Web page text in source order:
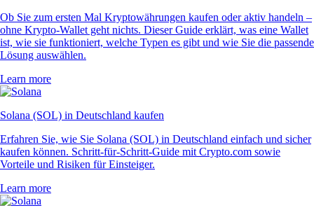
Ob Sie zum ersten Mal Kryptowährungen kaufen oder aktiv handeln –
ohne Krypto-Wallet geht nichts. Dieser Guide erklärt, was eine Wallet
ist, wie sie funktioniert, welche Typen es gibt und wie Sie die passende
Lösung auswählen.
Learn more
Solana (SOL) in Deutschland kaufen
Erfahren Sie, wie Sie Solana (SOL) in Deutschland einfach und sicher
kaufen können. Schritt-für-Schritt-Guide mit Crypto.com sowie
Vorteile und Risiken für Einsteiger.
Learn more